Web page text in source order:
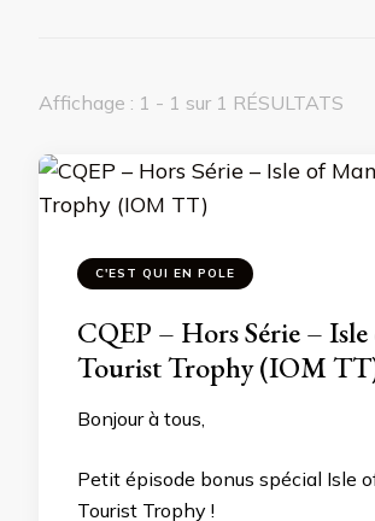
Affichage : 1 - 1 sur 1 RÉSULTATS
C'EST QUI EN POLE
CQEP – Hors Série –
Tourist Trophy (IOM
Bonjour à tous,
Petit épisode bonus spécial Isle
Tourist Trophy !